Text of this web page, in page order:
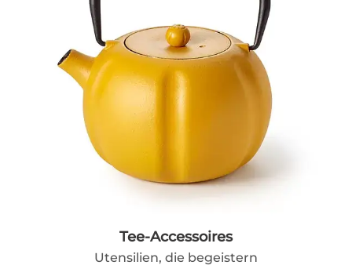
Tee-Accessoires
Utensilien, die begeistern